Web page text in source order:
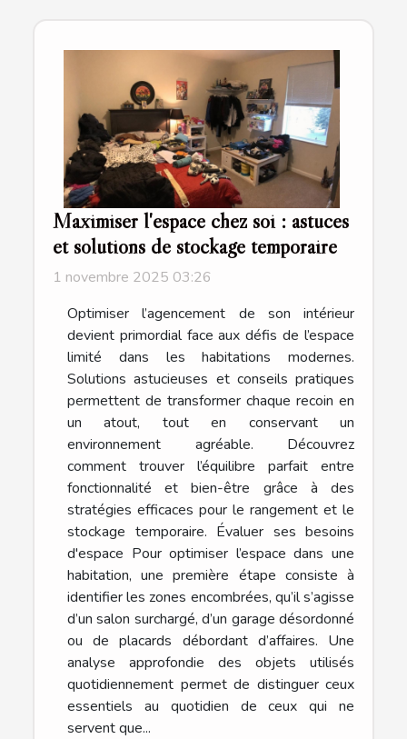
Maximiser l'espace chez soi : astuces
et solutions de stockage temporaire
1 novembre 2025 03:26
Optimiser l’agencement de son intérieur
devient primordial face aux défis de l’espace
limité dans les habitations modernes.
Solutions astucieuses et conseils pratiques
permettent de transformer chaque recoin en
un atout, tout en conservant un
environnement agréable. Découvrez
comment trouver l’équilibre parfait entre
fonctionnalité et bien-être grâce à des
stratégies efficaces pour le rangement et le
stockage temporaire. Évaluer ses besoins
d'espace Pour optimiser l’espace dans une
habitation, une première étape consiste à
identifier les zones encombrées, qu’il s’agisse
d’un salon surchargé, d’un garage désordonné
ou de placards débordant d’affaires. Une
analyse approfondie des objets utilisés
quotidiennement permet de distinguer ceux
essentiels au quotidien de ceux qui ne
servent que...